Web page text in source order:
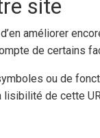
site
améliorer
de certains
ou de
de cette